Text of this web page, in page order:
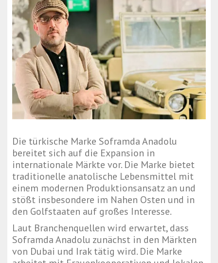
Die türkische Marke Soframda Anadolu
bereitet sich auf die Expansion in
internationale Märkte vor. Die Marke bietet
traditionelle anatolische Lebensmittel mit
einem modernen Produktionsansatz an und
stößt insbesondere im Nahen Osten und in
den Golfstaaten auf großes Interesse.
Laut Branchenquellen wird erwartet, dass
Soframda Anadolu zunächst in den Märkten
von Dubai und Irak tätig wird. Die Marke